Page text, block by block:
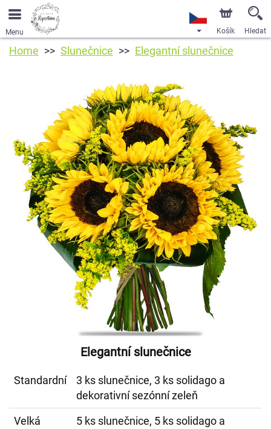
Menu Košík Hledat
Home Slunečnice Elegantní slunečnice
Elegantní slunečnice
Standardní
3 ks slunečnice, 3 ks solidago a
dekorativní sezónní zeleň
Velká
5 ks slunečnice, 5 ks solidago a